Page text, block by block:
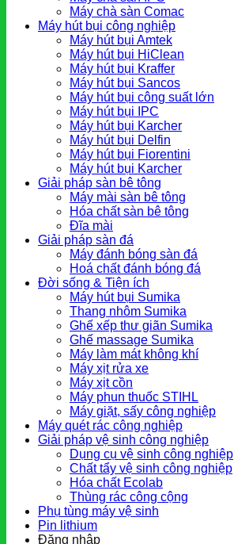
Máy chà sàn Comac
Máy hút bụi công nghiệp
Máy hút bụi Amtek
Máy hút bụi HiClean
Máy hút bụi Kraffer
Máy hút bụi Sancos
Máy hút bụi công suất lớn
Máy hút bụi IPC
Máy hút bụi Karcher
Máy hút bụi Delfin
Máy hút bụi Fiorentini
Máy hút bụi Karcher
Giải pháp sàn bê tông
Máy mài sàn bê tông
Hóa chất sàn bê tông
Đĩa mài
Giải pháp sàn đá
Máy đánh bóng sàn đá
Hoá chất đánh bóng đá
Đời sống & Tiện ích
Máy hút bụi Sumika
Thang nhôm Sumika
Ghế xếp thư giãn Sumika
Ghế massage Sumika
Máy làm mát không khí
Máy xịt rửa xe
Máy xịt cồn
Máy phun thuốc STIHL
Máy giặt, sấy công nghiệp
Máy quét rác công nghiệp
Giải pháp vệ sinh công nghiệp
Dụng cụ vệ sinh công nghiệp
Chất tẩy vệ sinh công nghiệp
Hóa chất Ecolab
Thùng rác công cộng
Phụ tùng máy vệ sinh
Pin lithium
Đăng nhập